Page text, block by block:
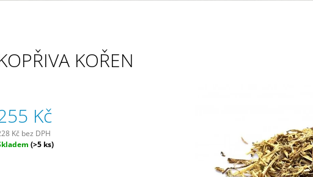
KOŘEN
Kč
Kč bez DPH
(>5 ks)
Kč